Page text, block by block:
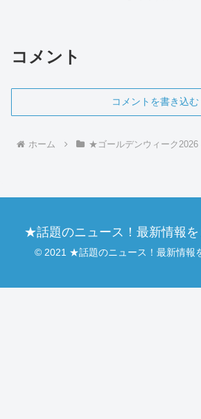
コメント
コメントを書き込む
ホーム ★ゴールデンウィーク2026
★話題のニュース！最新情報を
© 2021 ★話題のニュース！最新情報